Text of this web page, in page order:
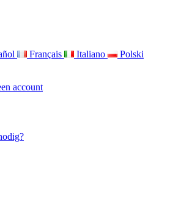
Français Italiano
Polski
account